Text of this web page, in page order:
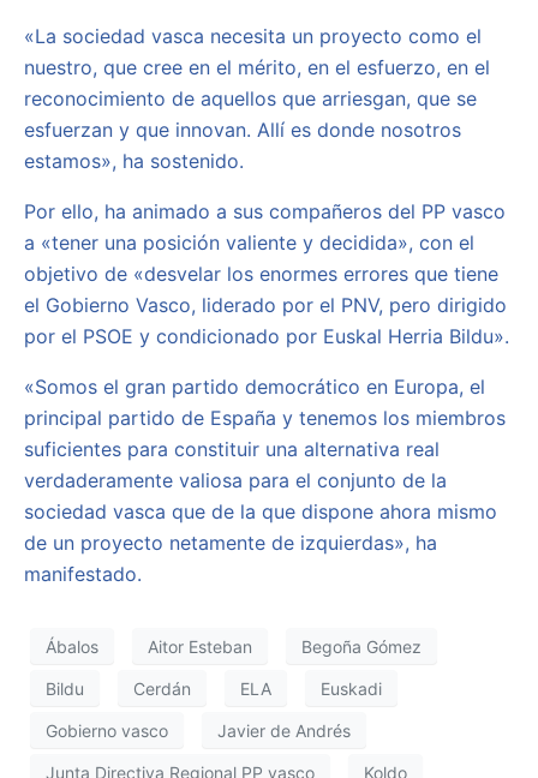
«La sociedad vasca necesita un proyecto como el
nuestro, que cree en el mérito, en el esfuerzo, en el
reconocimiento de aquellos que arriesgan, que se
esfuerzan y que innovan. Allí es donde nosotros
estamos», ha sostenido.
Por ello, ha animado a sus compañeros del PP vasco
a «tener una posición valiente y decidida», con el
objetivo de «desvelar los enormes errores que tiene
el Gobierno Vasco, liderado por el PNV, pero dirigido
por el PSOE y condicionado por Euskal Herria Bildu».
«Somos el gran partido democrático en Europa, el
principal partido de España y tenemos los miembros
suficientes para constituir una alternativa real
verdaderamente valiosa para el conjunto de la
sociedad vasca que de la que dispone ahora mismo
de un proyecto netamente de izquierdas», ha
manifestado.
Ábalos Aitor Esteban Begoña Gómez
Bildu Cerdán ELA Euskadi
Gobierno vasco Javier de Andrés
Junta Directiva Regional PP vasco Koldo